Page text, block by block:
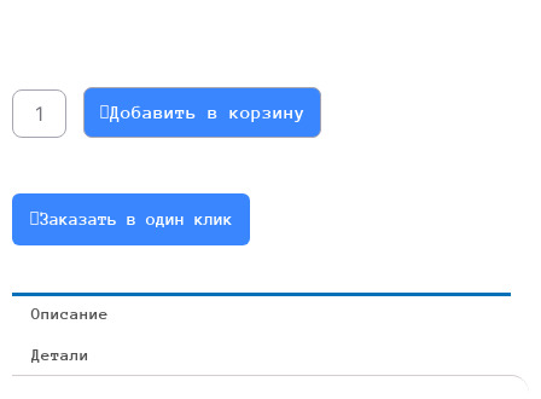
RC17-
13.84-
или
RCF17-
101-
0.25
Добавить в корзину
Заказать в один клик
Описание
Детали